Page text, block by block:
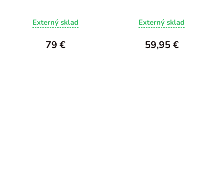
Externý sklad
79 €
Externý sklad
59,95 €